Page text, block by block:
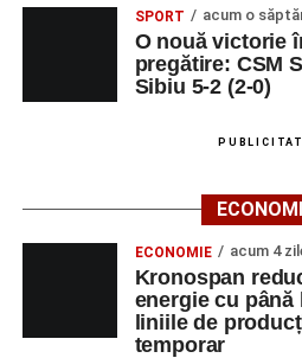
SPORT acum o
O nouă victorie
pregătire: CSM
Sibiu 5-2 (2-0)
ECONOMIE acum 4
Kronospan
energie cu până
liniile de
temporar